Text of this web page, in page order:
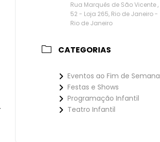
Rua Marquês de São Vicente ,
52 - Loja 265, Rio de Janeiro -
Rio de Janeiro
CATEGORIAS
Eventos ao Fim de Semana
Festas e Shows
Programação Infantil
Teatro Infantil